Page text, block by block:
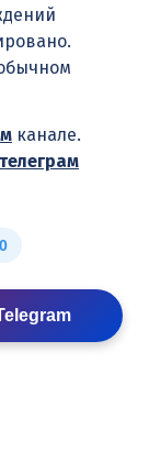
канале.
телеграм
0